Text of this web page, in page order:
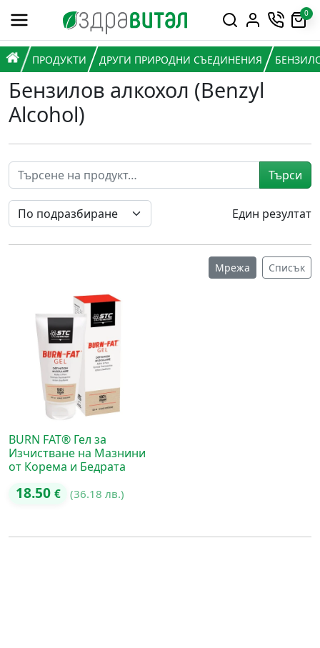
Премини към съдържанието
Горна навигация
0
Главна навигация
НАЧАЛО
ПРОДУКТИ ДРУГИ ПРИРОДНИ СЪЕДИНЕНИЯ
Бензилов алкохол (Benzyl
Alcohol)
Един резултат
Търси
Мрежа Списък
BURN FAT® Гел за
Изчистване на Мазнини
от Корема и Бедрата
18.50 € (36.18 лв.)